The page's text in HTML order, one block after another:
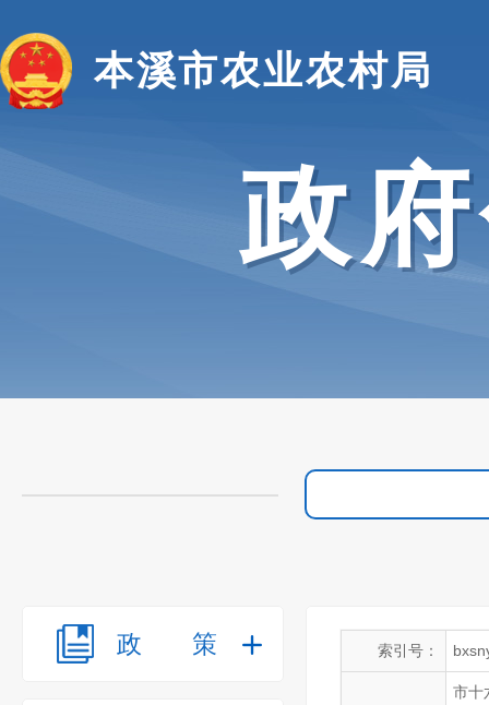
本溪市农业农村局
政
政策 索引号：
市十